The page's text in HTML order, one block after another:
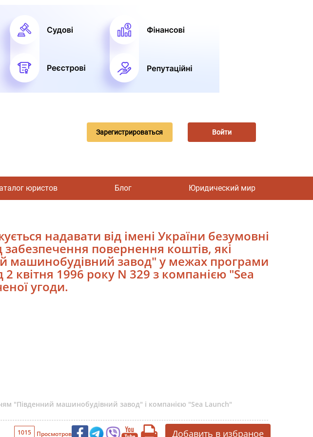
Зарегистрироваться Войти
юристов Блог Юридический мир
надавати від імені України безумовні
забезпечення повернення коштів, які
машинобудівний завод" у межах програми
квітня 1996 року N 329 з компанією "Sea
угоди.
"Південний машинобудівний завод" і компанією "Sea Launсh"
1015 Просмотров Добавить в избраное